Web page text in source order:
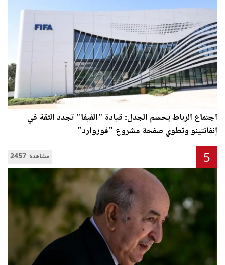
اجتماع الرباط يحسم الجدل: قيادة "الفيفا" تجدد الثقة في
إنفانتينو وتطوي صفحة مشروع "فوروارد"
2457 مشاهدة 5